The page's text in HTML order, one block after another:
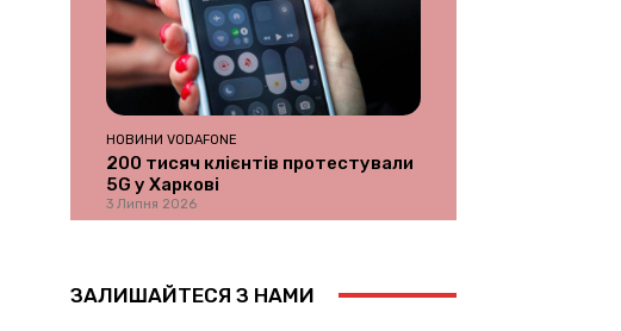
НОВИНИ VODAFONE
200 тисяч клієнтів протестували
5G у Харкові
3 Липня 2026
ЗАЛИШАЙТЕСЯ З НАМИ